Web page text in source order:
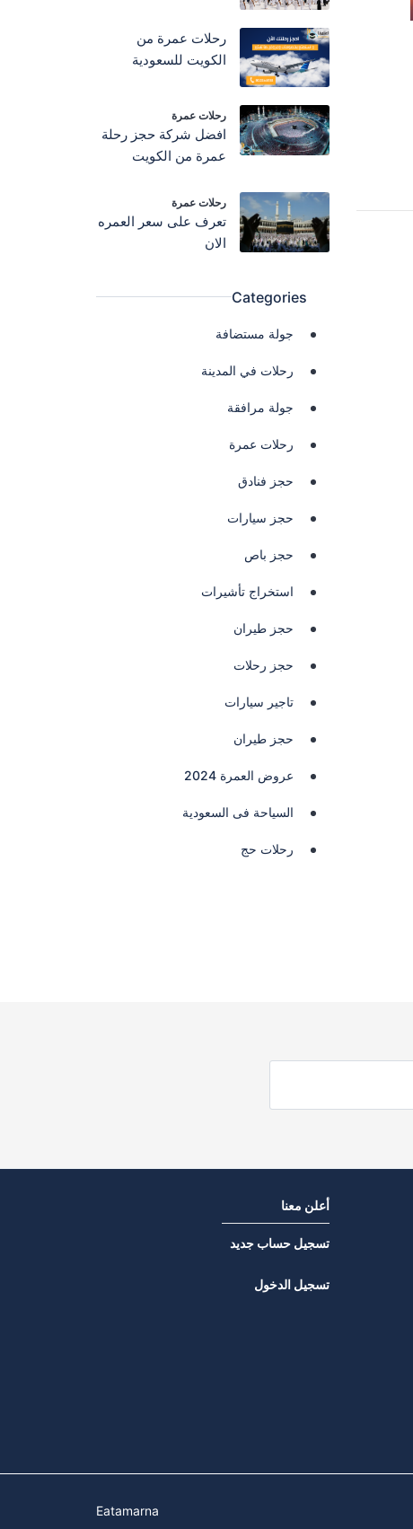
رحلات عمرة من
الكويت للسعودية
رحلات عمرة
افضل شركة حجز رحلة
عمرة من الكويت
رحلات عمرة
تعرف على سعر العمره
الان
Categories
جولة مستضافة
رحلات في المدينة
جولة مرافقة
رحلات عمرة
حجز فنادق
حجز سيارات
حجز باص
استخراج تأشيرات
حجز طيران
حجز رحلات
تاجير سيارات
حجز طيران
عروض العمرة 2024
السياحة فى السعودية
رحلات حج
أعلن معنا
تسجيل حساب جديد
تسجيل الدخول
Eatamarna